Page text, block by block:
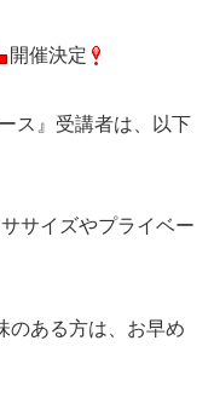
開催決定
ス』受講者は、以下
サイズやプライベー
ある方は、お早め